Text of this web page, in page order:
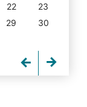
22
23
29
30